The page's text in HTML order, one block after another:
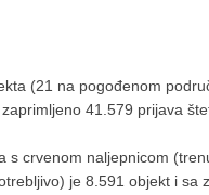
(21 na pogođenom
41.579 prijava
crvenom naljepnicom
je 8.591 objekt i sa